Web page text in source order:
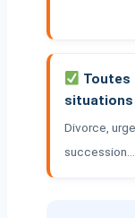
Toutes
situations
Divorce,
succession…